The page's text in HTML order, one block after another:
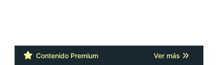
Contenido Premium Ver más